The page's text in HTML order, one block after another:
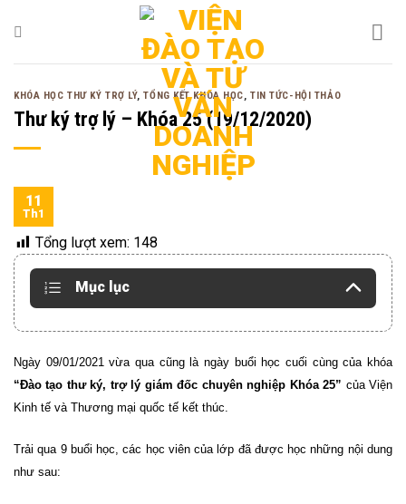
qua
KHÓA HỌC THƯ KÝ TRỢ LÝ,TỔNG KẾT KHÓA HỌC,TIN TỨC-HỘI THẢO
Thư ký trợ lý – Khóa 25 (19/12/2020)
11
Th1
Tổng lượt xem: 148
Mục lục
Ngày 09/01/2021 vừa qua cũng là ngày buổi học cuối cùng của khóa
“Đào tạo thư ký, trợ lý giám đốc chuyên nghiệp Khóa 25” của Viện
Kinh tế và Thương mại quốc tế kết thúc.
Trải qua 9 buổi học, các học viên của lớp đã được học những nội dung
như sau: